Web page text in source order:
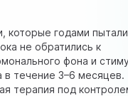
которые годами
не обратились к
фона и
в течение 3–6 месяцев.
терапия под